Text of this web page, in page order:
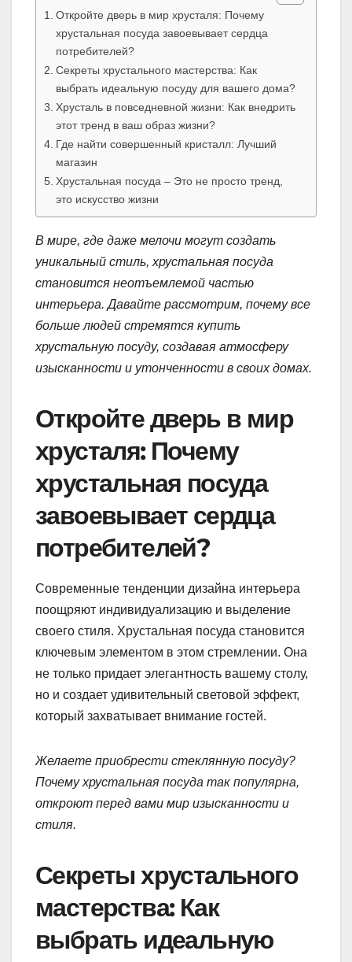
Откройте дверь в мир хрусталя: Почему
хрустальная посуда завоевывает сердца
потребителей?
Секреты хрустального мастерства: Как
выбрать идеальную посуду для вашего дома?
Хрусталь в повседневной жизни: Как внедрить
этот тренд в ваш образ жизни?
Где найти совершенный кристалл: Лучший
магазин
Хрустальная посуда – Это не просто тренд,
это искусство жизни
В мире, где даже мелочи могут создать
уникальный стиль, хрустальная посуда
становится неотъемлемой частью
интерьера. Давайте рассмотрим, почему все
больше людей стремятся купить
хрустальную посуду, создавая атмосферу
изысканности и утонченности в своих домах.
Откройте дверь в мир
хрусталя: Почему
хрустальная посуда
завоевывает сердца
потребителей?
Современные тенденции дизайна интерьера
поощряют индивидуализацию и выделение
своего стиля. Хрустальная посуда становится
ключевым элементом в этом стремлении. Она
не только придает элегантность вашему столу,
но и создает удивительный световой эффект,
который захватывает внимание гостей.
Желаете приобрести стеклянную посуду?
Почему хрустальная посуда так популярна,
откроют перед вами мир изысканности и
стиля.
Секреты хрустального
мастерства: Как
выбрать идеальную